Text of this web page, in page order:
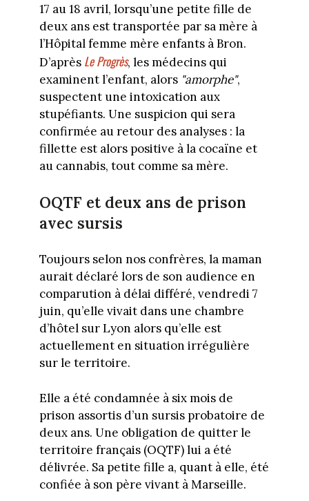
17 au 18 avril, lorsqu’une petite fille de
deux ans est transportée par sa mère à
l’Hôpital femme mère enfants à Bron.
D’après Le Progrès, les médecins qui
examinent l’enfant, alors "amorphe",
suspectent une intoxication aux
stupéfiants. Une suspicion qui sera
confirmée au retour des analyses : la
fillette est alors positive à la cocaïne et
au cannabis, tout comme sa mère.
OQTF et deux ans de prison
avec sursis
Toujours selon nos confrères, la maman
aurait déclaré lors de son audience en
comparution à délai différé, vendredi 7
juin, qu’elle vivait dans une chambre
d’hôtel sur Lyon alors qu’elle est
actuellement en situation irrégulière
sur le territoire.
Elle a été condamnée à six mois de
prison assortis d’un sursis probatoire de
deux ans. Une obligation de quitter le
territoire français (OQTF) lui a été
délivrée. Sa petite fille a, quant à elle, été
confiée à son père vivant à Marseille.